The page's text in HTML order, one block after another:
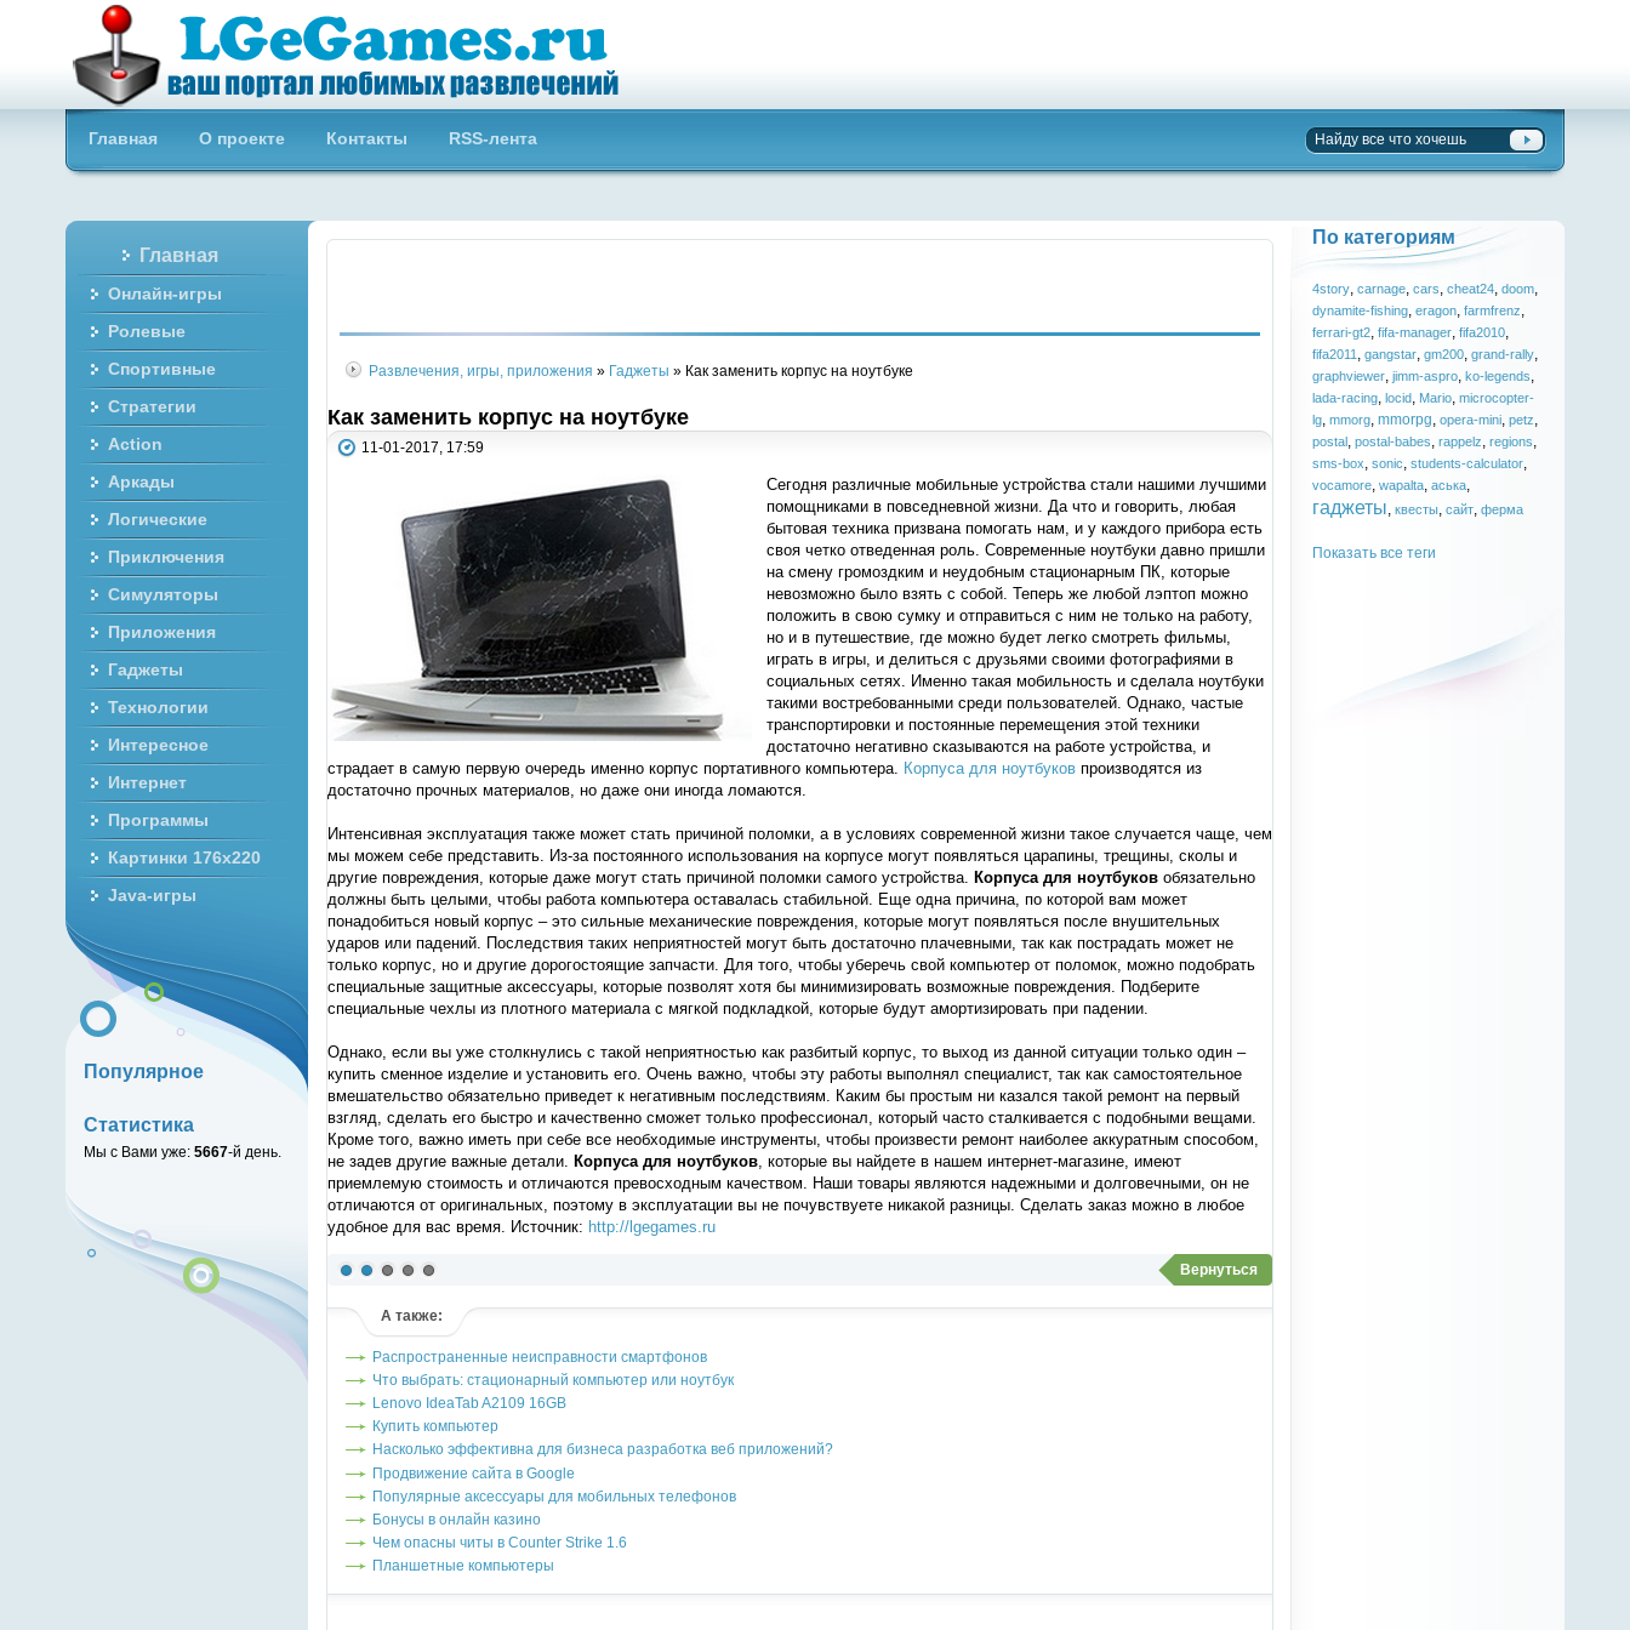
Бесплатные онлайн игры
Главная О проекте Контакты RSS-лента
Развлечения, игры, приложения » Гаджеты » Как заменить корпус на ноутбуке
Как заменить корпус на ноутбуке
11-01-2017, 17:59
Сегодня различные мобильные устройства стали нашими лучшими
помощниками в повседневной жизни. Да что и говорить, любая
бытовая техника призвана помогать нам, и у каждого прибора есть
своя четко отведенная роль. Современные ноутбуки давно пришли
на смену громоздким и неудобным стационарным ПК, которые
невозможно было взять с собой. Теперь же любой лэптоп можно
положить в свою сумку и отправиться с ним не только на работу,
но и в путешествие, где можно будет легко смотреть фильмы,
играть в игры, и делиться с друзьями своими фотографиями в
социальных сетях. Именно такая мобильность и сделала ноутбуки
такими востребованными среди пользователей. Однако, частые
транспортировки и постоянные перемещения этой техники
достаточно негативно сказываются на работе устройства, и
страдает в самую первую очередь именно корпус портативного компьютера. Корпуса для ноутбуковпроизводятся из
достаточно прочных материалов, но даже они иногда ломаются.
Интенсивная эксплуатация также может стать причиной поломки, а в условиях современной жизни такое случается чаще, чем
мы можем себе представить. Из-за постоянного использования на корпусе могут появляться царапины, трещины, сколы и
другие повреждения, которые даже могут стать причиной поломки самого устройства. Корпуса для ноутбуковобязательно
должны быть целыми, чтобы работа компьютера оставалась стабильной. Еще одна причина, по которой вам может
понадобиться новый корпус – это сильные механические повреждения, которые могут появляться после внушительных
ударов или падений. Последствия таких неприятностей могут быть достаточно плачевными, так как пострадать может не
только корпус, но и другие дорогостоящие запчасти. Для того, чтобы уберечь свой компьютер от поломок, можно подобрать
специальные защитные аксессуары, которые позволят хотя бы минимизировать возможные повреждения. Подберите
специальные чехлы из плотного материала с мягкой подкладкой, которые будут амортизировать при падении.
Однако, если вы уже столкнулись с такой неприятностью как разбитый корпус, то выход из данной ситуации только один –
купить сменное изделие и установить его. Очень важно, чтобы эту работы выполнял специалист, так как самостоятельное
вмешательство обязательно приведет к негативным последствиям. Каким бы простым ни казался такой ремонт на первый
взгляд, сделать его быстро и качественно сможет только профессионал, который часто сталкивается с подобными вещами.
Кроме того, важно иметь при себе все необходимые инструменты, чтобы произвести ремонт наиболее аккуратным способом,
не задев другие важные детали. Корпуса для ноутбуков, которые вы найдете в нашем интернет-магазине, имеют
приемлемую стоимость и отличаются превосходным качеством. Наши товары являются надежными и долговечными, он не
отличаются от оригинальных, поэтому в эксплуатации вы не почувствуете никакой разницы. Сделать заказ можно в любое
удобное для вас время. Источник: http://lgegames.ru
Вернуться
А также:
Распространенные неисправности смартфонов
Что выбрать: стационарный компьютер или ноутбук
Lenovo IdeaTab A2109 16GB
Купить компьютер
Насколько эффективна для бизнеса разработка веб приложений?
Продвижение сайта в Google
Популярные аксессуары для мобильных телефонов
Бонусы в онлайн казино
Чем опасны читы в Counter Strike 1.6
Планшетные компьютеры
По категориям
4story ,carnage ,cars ,cheat24 ,doom
dynamite-fishing ,eragon ,farmfrenz
ferrari-gt2 ,fifa-manager ,fifa2010
fifa2011 ,gangstar ,gm200 ,grand-rally
graphviewer ,jimm-aspro ,ko-legends
lada-racing ,locid Mario ,microcopter-
lg ,mmorg ,mmorpg ,opera-mini ,petz
postal ,postal-babes ,rappelz ,regions
sms-box ,sonic ,students-calculator
vocamore ,wapalta ,аська
гаджеты ,квесты ,сайт ,ферма
Показать все теги
Главная
Онлайн-игры
Ролевые
Спортивные
Стратегии
Action
Аркады
Логические
Приключения
Симуляторы
Приложения
Гаджеты
Технологии
Интересное
Интернет
Программы
Картинки 176x220
Java-игры
Популярное
Статистика
Мы с Вами уже: 5667-й день.